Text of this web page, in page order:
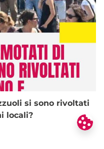
si sono rivoltati
locali?